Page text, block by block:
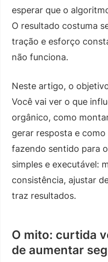
esperar que o
O resultado costuma
tração e esforço
não funciona.
Neste artigo, o
Você vai ver o que
orgânico, como
gerar resposta e
fazendo sentido para
simples e executável:
consistência, ajustar
traz resultados.
O mito: curtida
de aumentar